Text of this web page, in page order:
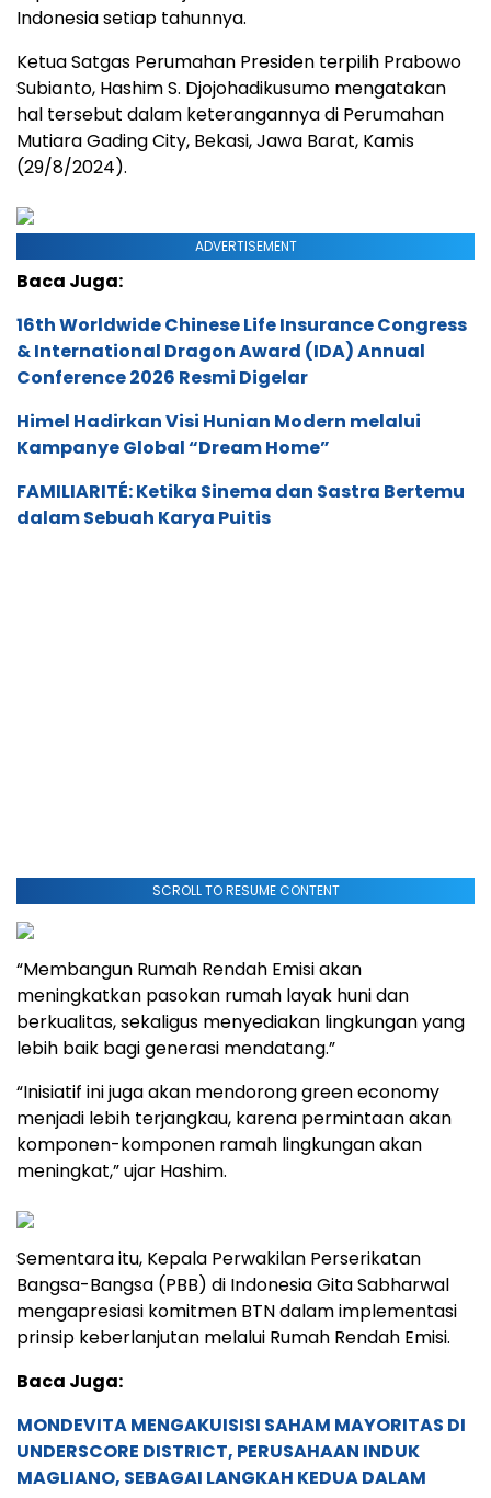
Indonesia setiap tahunnya.
Ketua Satgas Perumahan Presiden terpilih Prabowo
Subianto, Hashim S. Djojohadikusumo mengatakan
hal tersebut dalam keterangannya di Perumahan
Mutiara Gading City, Bekasi, Jawa Barat, Kamis
(29/8/2024).
ADVERTISEMENT
Baca Juga:
16th Worldwide Chinese Life Insurance Congress
& International Dragon Award (IDA) Annual
Conference 2026 Resmi Digelar
Himel Hadirkan Visi Hunian Modern melalui
Kampanye Global “Dream Home”
FAMILIARITÉ: Ketika Sinema dan Sastra Bertemu
dalam Sebuah Karya Puitis
SCROLL TO RESUME CONTENT
“Membangun Rumah Rendah Emisi akan
meningkatkan pasokan rumah layak huni dan
berkualitas, sekaligus menyediakan lingkungan yang
lebih baik bagi generasi mendatang.”
“Inisiatif ini juga akan mendorong green economy
menjadi lebih terjangkau, karena permintaan akan
komponen-komponen ramah lingkungan akan
meningkat,” ujar Hashim.
Sementara itu, Kepala Perwakilan Perserikatan
Bangsa-Bangsa (PBB) di Indonesia Gita Sabharwal
mengapresiasi komitmen BTN dalam implementasi
prinsip keberlanjutan melalui Rumah Rendah Emisi.
Baca Juga:
MONDEVITA MENGAKUISISI SAHAM MAYORITAS DI
UNDERSCORE DISTRICT, PERUSAHAAN INDUK
MAGLIANO, SEBAGAI LANGKAH KEDUA DALAM